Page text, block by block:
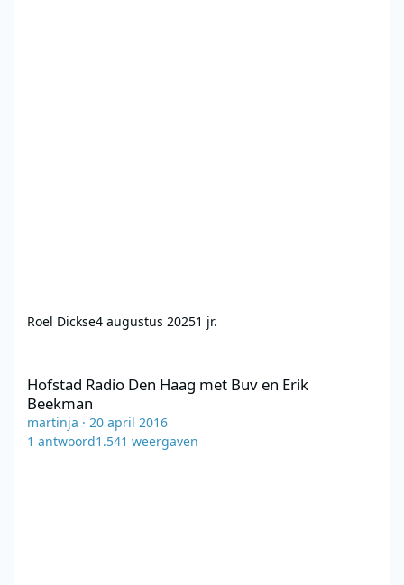
Roel Dickse4 augustus 20251 jr.
Hofstad Radio Den Haag met Buv en Erik
Beekman
martinja · 20 april 2016
1 antwoord1.541 weergaven